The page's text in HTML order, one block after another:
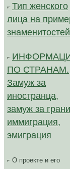
Тип женского
лица на
знаменитостей
ПО СТРАНАМ.
Замуж за
иностранца,
замуж за
иммиграция,
эмиграция
О проекте и его